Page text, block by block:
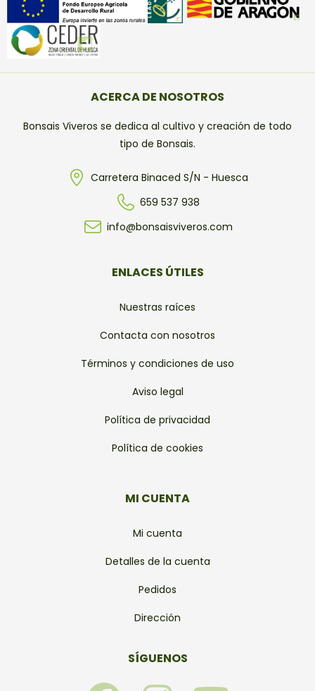
ACERCA DE NOSOTROS
Bonsais Viveros se dedica al cultivo y creación de todo
tipo de Bonsais.
Carretera Binaced S/N - Huesca
659 537 938
info@bonsaisviveros.com
ENLACES ÚTILES
Nuestras raíces
Contacta con nosotros
Términos y condiciones de uso
Aviso legal
Política de privacidad
Política de cookies
MI CUENTA
Mi cuenta
Detalles de la cuenta
Pedidos
Dirección
SÍGUENOS